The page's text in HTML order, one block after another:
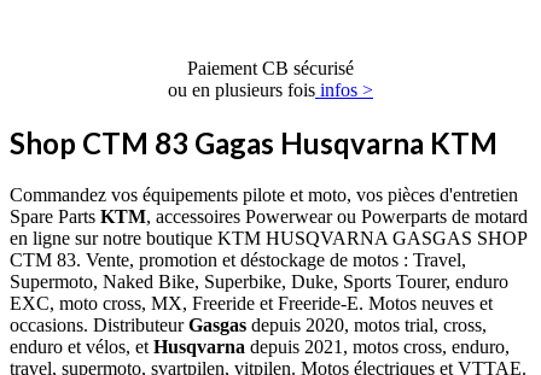
Paiement CB sécurisé
ou en plusieurs fois infos >
Shop CTM 83 Gagas Husqvarna KTM
Commandez vos équipements pilote et moto, vos pièces d'entretien
Spare Parts KTM, accessoires Powerwear ou Powerparts de motard
en ligne sur notre boutique KTM HUSQVARNA GASGAS SHOP
CTM 83. Vente, promotion et déstockage de motos : Travel,
Supermoto, Naked Bike, Superbike, Duke, Sports Tourer, enduro
EXC, moto cross, MX, Freeride et Freeride-E. Motos neuves et
occasions. DistributeurGasgas depuis 2020, motos trial, cross,
enduro et vélos, et Husqvarna depuis 2021, motos cross, enduro,
travel, supermoto, svartpilen, vitpilen. Motos électriques et VTTAE.